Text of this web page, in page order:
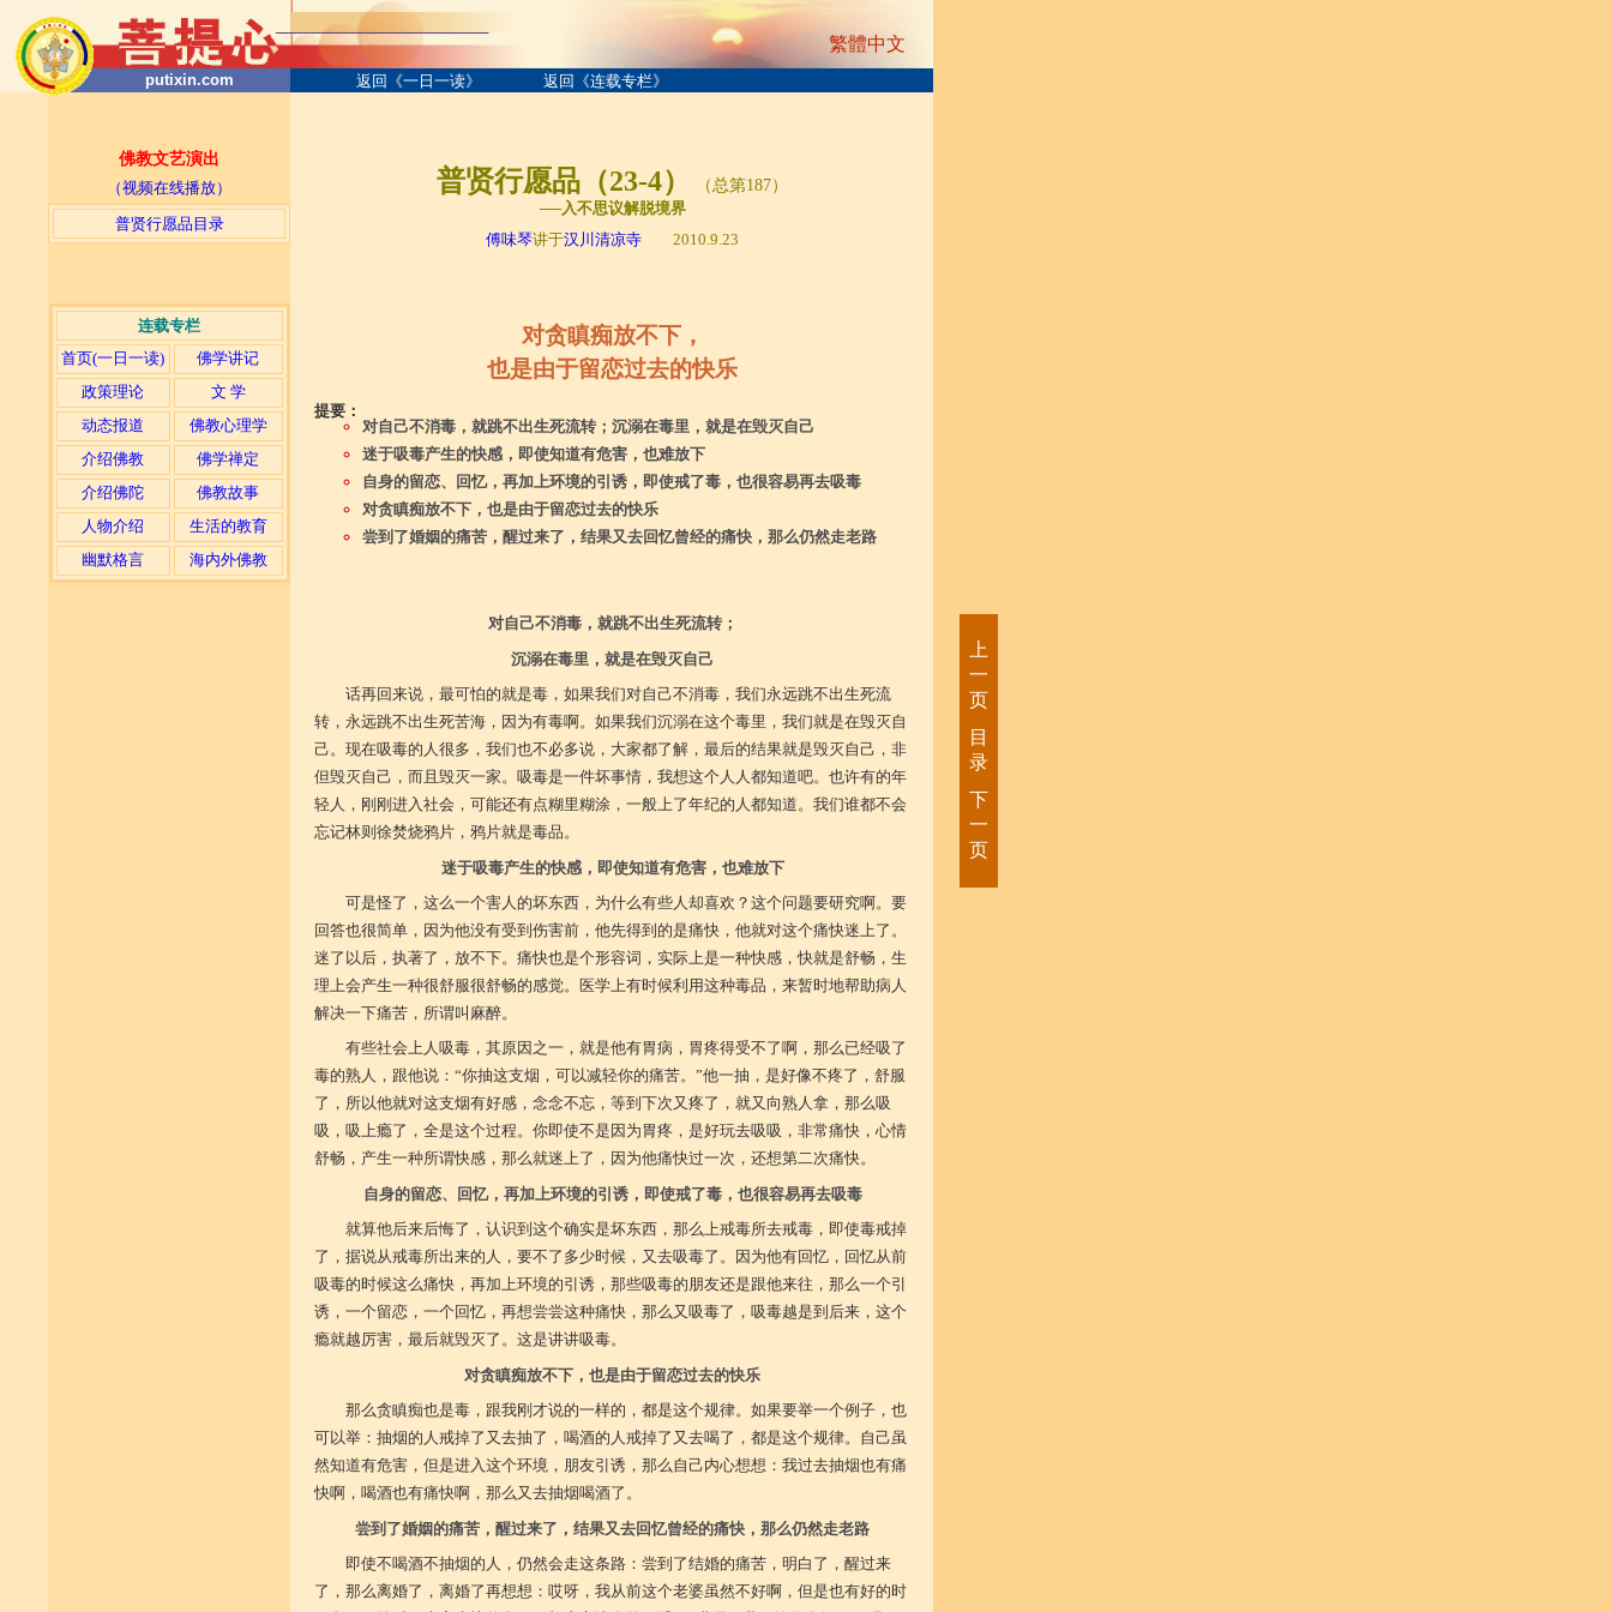
putixin.com 返回《一日一读》 返回《连载专栏》
佛教文艺演出
（视频在线播放）
普贤行愿品目录
连载专栏
首页(一日一读)
佛学讲记
政策理论
文 学
动态报道
佛教心理学
介绍佛教
佛学禅定
介绍佛陀
佛教故事
人物介绍
生活的教育
幽默格言
海内外佛教
普贤行愿品（23-4）
（总第187）
──入不思议解脱境界
傅味琴讲于汉川清凉寺 2010.9.23
对贪瞋痴放不下，
也是由于留恋过去的快乐
提要：
对自己不消毒，就跳不出生死流转；沉溺在毒里，就是在毁灭自己
迷于吸毒产生的快感，即使知道有危害，也难放下
自身的留恋、回忆，再加上环境的引诱，即使戒了毒，也很容易再去吸毒
对贪瞋痴放不下，也是由于留恋过去的快乐
尝到了婚姻的痛苦，醒过来了，结果又去回忆曾经的痛快，那么仍然走老路
对自己不消毒，就跳不出生死流转；
沉溺在毒里，就是在毁灭自己
话再回来说，最可怕的就是毒，如果我们对自己不消毒，我们永远跳不出生死流
转，永远跳不出生死苦海，因为有毒啊。如果我们沉溺在这个毒里，我们就是在毁灭自
己。现在吸毒的人很多，我们也不必多说，大家都了解，最后的结果就是毁灭自己，非
但毁灭自己，而且毁灭一家。吸毒是一件坏事情，我想这个人人都知道吧。也许有的年
轻人，刚刚进入社会，可能还有点糊里糊涂，一般上了年纪的人都知道。我们谁都不会
忘记林则徐焚烧鸦片，鸦片就是毒品。
迷于吸毒产生的快感，即使知道有危害，也难放下
可是怪了，这么一个害人的坏东西，为什么有些人却喜欢？这个问题要研究啊。要
回答也很简单，因为他没有受到伤害前，他先得到的是痛快，他就对这个痛快迷上了。
迷了以后，执著了，放不下。痛快也是个形容词，实际上是一种快感，快就是舒畅，生
理上会产生一种很舒服很舒畅的感觉。医学上有时候利用这种毒品，来暂时地帮助病人
解决一下痛苦，所谓叫麻醉。
有些社会上人吸毒，其原因之一，就是他有胃病，胃疼得受不了啊，那么已经吸了
毒的熟人，跟他说：“你抽这支烟，可以减轻你的痛苦。”他一抽，是好像不疼了，舒服
了，所以他就对这支烟有好感，念念不忘，等到下次又疼了，就又向熟人拿，那么吸
吸，吸上瘾了，全是这个过程。你即使不是因为胃疼，是好玩去吸吸，非常痛快，心情
舒畅，产生一种所谓快感，那么就迷上了，因为他痛快过一次，还想第二次痛快。
自身的留恋、回忆，再加上环境的引诱，即使戒了毒，也很容易再去吸毒
就算他后来后悔了，认识到这个确实是坏东西，那么上戒毒所去戒毒，即使毒戒掉
了，据说从戒毒所出来的人，要不了多少时候，又去吸毒了。因为他有回忆，回忆从前
吸毒的时候这么痛快，再加上环境的引诱，那些吸毒的朋友还是跟他来往，那么一个引
诱，一个留恋，一个回忆，再想尝尝这种痛快，那么又吸毒了，吸毒越是到后来，这个
瘾就越厉害，最后就毁灭了。这是讲讲吸毒。
对贪瞋痴放不下，也是由于留恋过去的快乐
那么贪瞋痴也是毒，跟我刚才说的一样的，都是这个规律。如果要举一个例子，也
可以举：抽烟的人戒掉了又去抽了，喝酒的人戒掉了又去喝了，都是这个规律。自己虽
然知道有危害，但是进入这个环境，朋友引诱，那么自己内心想想：我过去抽烟也有痛
快啊，喝酒也有痛快啊，那么又去抽烟喝酒了。
尝到了婚姻的痛苦，醒过来了，结果又去回忆曾经的痛快，那么仍然走老路
即使不喝酒不抽烟的人，仍然会走这条路：尝到了结婚的痛苦，明白了，醒过来
了，那么离婚了，离婚了再想想：哎呀，我从前这个老婆虽然不好啊，但是也有好的时
繁體中文
上
一
页
目
录
下
一
页